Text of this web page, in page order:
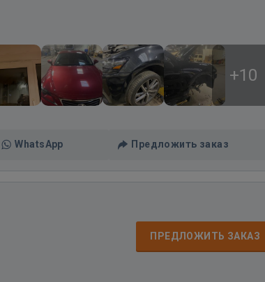
+10
WhatsApp Предложить заказ
ПРЕДЛОЖИТЬ ЗАКАЗ